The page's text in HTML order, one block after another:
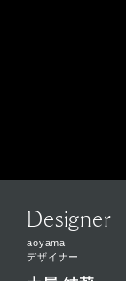
Designer
aoyama
デザイナー